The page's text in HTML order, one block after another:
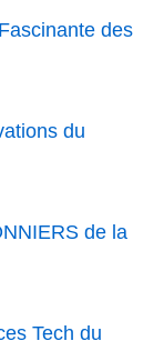
des
du
de la
Tech du